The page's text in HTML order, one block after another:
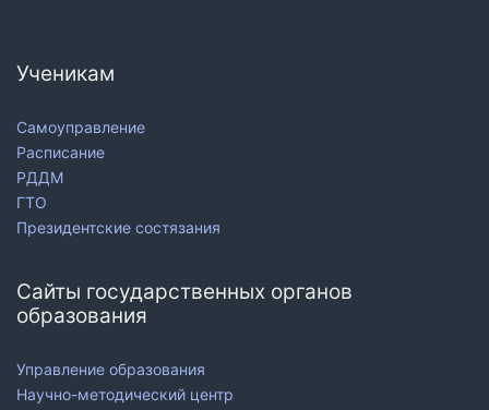
Ученикам
Самоуправление
Расписание
РДДМ
ГТО
Президентские состязания
Сайты государственных органов
образования
Управление образования
Научно-методический центр